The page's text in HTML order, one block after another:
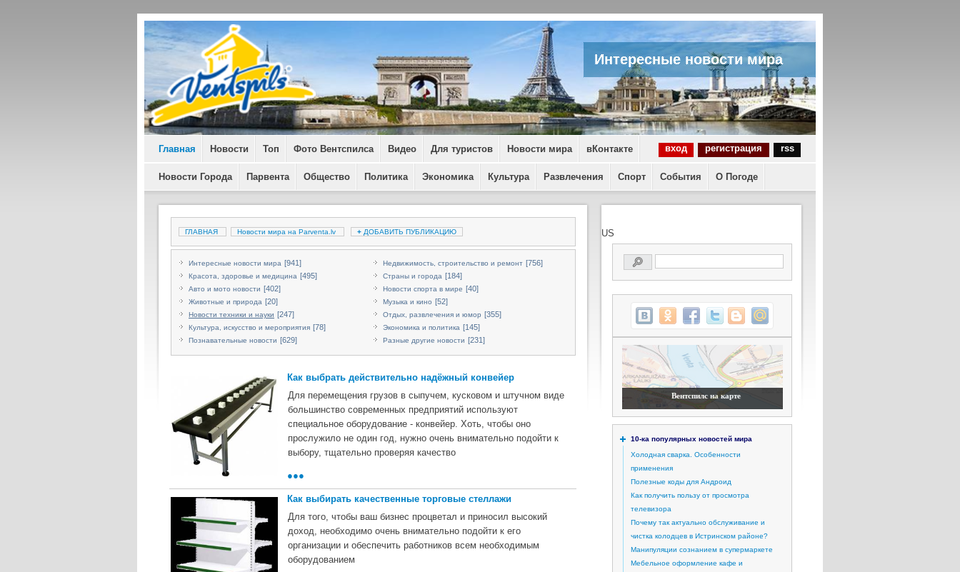
Интересные новости мира
Главная Новости Топ Фото Вентспилса Видео Для туристов Новости мира вКонтакте вход регистрация rss
Новости Города Парвента Общество Политика Экономика Культура Развлечения Спорт События О Погоде
ГЛАВНАЯ Новости мира на Parventa.lv + ДОБАВИТЬ ПУБЛИКАЦИЮ
Интересные новости мира [941] Недвижимость, строительство и ремонт [756]
Красота, здоровье и медицина [495] Страны и города [184]
Авто и мото новости [402] Новости спорта в мире [40]
Животные и природа [20] Музыка и кино [52]
Новости техники и науки [247] Отдых, развлечения и юмор [355]
Культура, искусство и мероприятия [78] Экономика и политика [145]
Познавательные новости [629] Разные другие новости [231]
Как выбрать действительно надёжный конвейер
Для перемещения грузов в сыпучем, кусковом и штучном виде
большинство современных предприятий используют
специальное оборудование - конвейер. Хоть, чтобы оно
прослужило не один год, нужно очень внимательно подойти к
выбору, тщательно проверяя качество
●●●
Как выбирать качественные торговые стеллажи
Для того, чтобы ваш бизнес процветал и приносил высокий
доход, необходимо очень внимательно подойти к его
организации и обеспечить работников всем необходимым
оборудованием
US
Вентспилс на карте
10-ка популярных новостей мира
Холодная сварка. Особенности
применения
Полезные коды для Андроид
Как получить пользу от просмотра
телевизора
Почему так актуально обслуживание и
чистка колодцев в Истринском районе?
Манипуляции сознанием в супермаркете
Мебельное оформление кафе и